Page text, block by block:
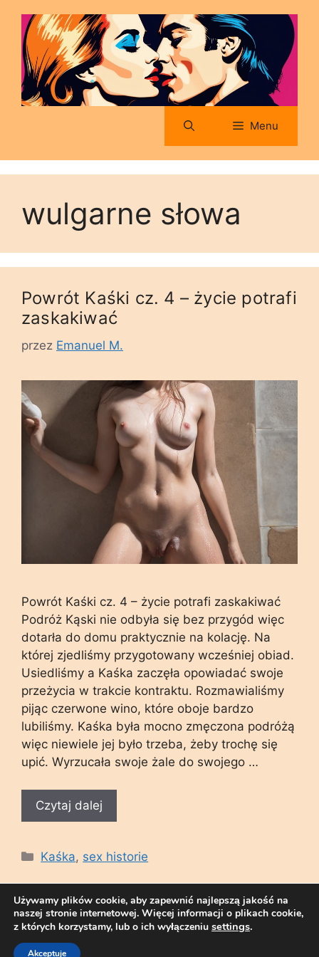
treści
Menu
wulgarne słowa
Powrót Kaśki cz. 4 – życie potrafi
zaskakiwać
przez Emanuel M.
Powrót Kaśki cz. 4 – życie potrafi zaskakiwać
Podróż Kąski nie odbyła się bez przygód więc
dotarła do domu praktycznie na kolację. Na
której zjedliśmy przygotowany wcześniej obiad.
Usiedliśmy a Kaśka zaczęła opowiadać swoje
przeżycia w trakcie kontraktu. Rozmawialiśmy
pijąc czerwone wino, które oboje bardzo
lubiliśmy. Kaśka była mocno zmęczona podróżą
więc niewiele jej było trzeba, żeby trochę się
upić. Wyrzucała swoje żale do swojego …
Czytaj dalej
Kategorie
Kaśka, sex historie
Używamy plików cookie, aby zapewnić najlepszą jakość na
naszej stronie internetowej. Więcej informacji o plikach cookie,
z których korzystamy, lub o ich wyłączeniu settings.
Akceptuje